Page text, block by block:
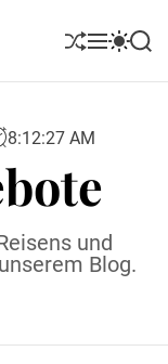
S
l
M S
o
r
e
S
8:12:28 AM
und
Blog.